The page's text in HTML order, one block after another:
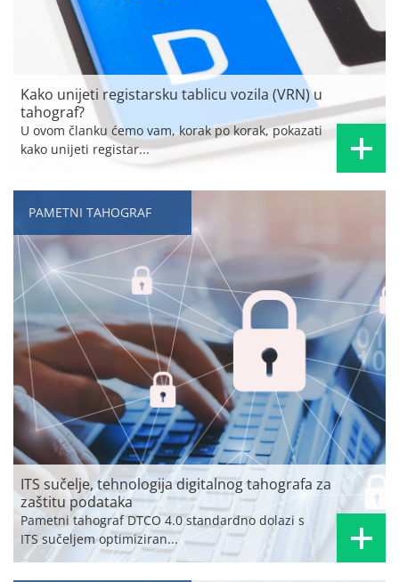
Kako unijeti registarsku tablicu vozila (VRN) u
tahograf?
U ovom članku ćemo vam, korak po korak, pokazati
kako unijeti registar...
PAMETNI TAHOGRAF
ITS sučelje, tehnologija digitalnog tahografa za
zaštitu podataka
Pametni tahograf DTCO 4.0 standardno dolazi s
ITS sučeljem optimiziran...